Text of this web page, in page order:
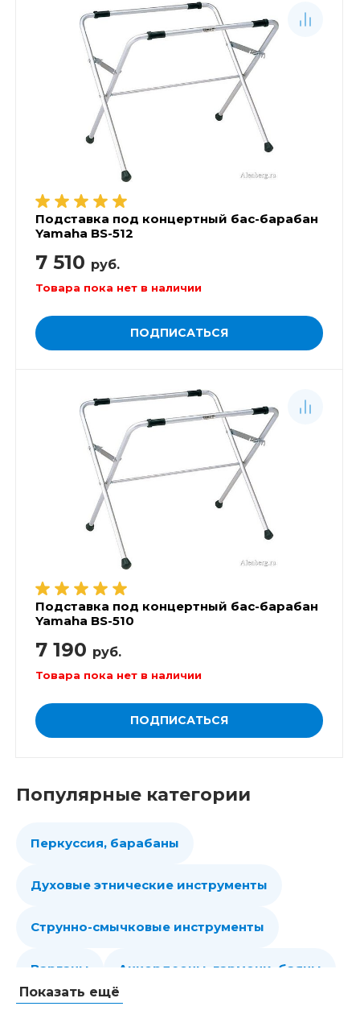
Подставка под концертный бас-барабан
Yamaha BS-512
7 510 руб.
Товара пока нет в наличии
ПОДПИСАТЬСЯ
Подставка под концертный бас-барабан
Yamaha BS-510
7 190 руб.
Товара пока нет в наличии
ПОДПИСАТЬСЯ
Популярные категории
Перкуссия, барабаны
Духовые этнические инструменты
Струнно-смычковые инструменты
Варганы Аккордеоны, гармони, баяны
Показать ещё